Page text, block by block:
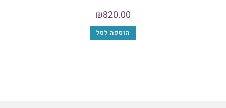
₪820.00
הוספה לסל